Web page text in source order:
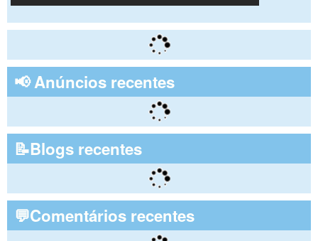
📢 Anúncios recentes
📝Blogs recentes
💬Comentários recentes